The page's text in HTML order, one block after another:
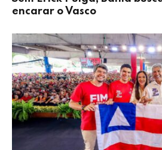
encarar o Vasco